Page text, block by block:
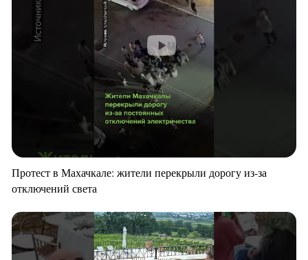
Протест в Махачкале: жители перекрыли дорогу из-за
отключений света